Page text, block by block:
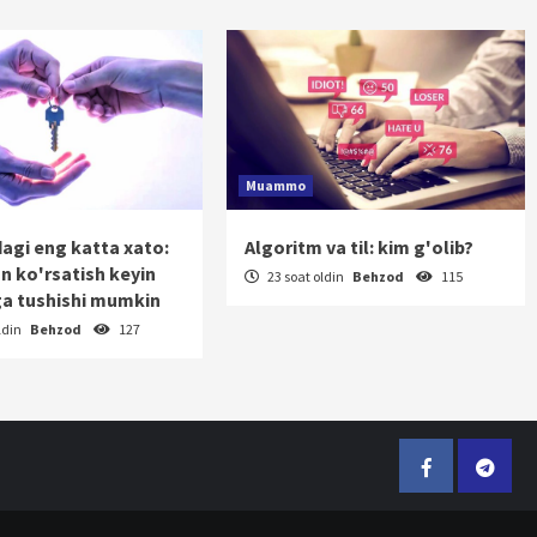
eng katta xato:
ko'rsatish keyin
tushishi mumkin
Behzod 127
Muammo
Algoritm va til: kim g'olib?
23 soat oldin Behzod 115
Facebook